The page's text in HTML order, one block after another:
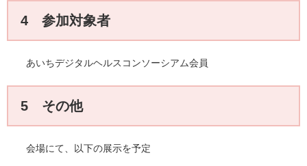
4 参加対象者
あいちデジタルヘルスコンソーシアム会員
5 その他
会場にて、以下の展示を予定